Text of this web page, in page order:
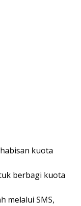
kuota
berbagi kuota
melalui SMS,